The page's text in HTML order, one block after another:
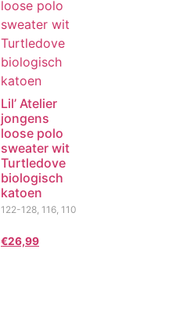
Lil’ Atelier
jongens
loose polo
sweater wit
Turtledove
biologisch
katoen
122-128, 116, 110
€26,99